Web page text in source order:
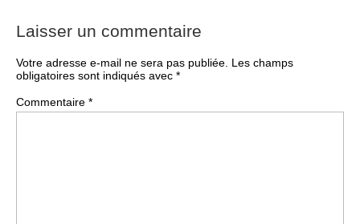
Laisser un commentaire
Votre adresse e-mail ne sera pas publiée. Les champs
obligatoires sont indiqués avec *
Commentaire *